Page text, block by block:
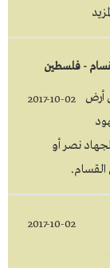
- فلسطين
2017-10-02
أرض
لجهاد نصر أو
القسام.
2017-10-02